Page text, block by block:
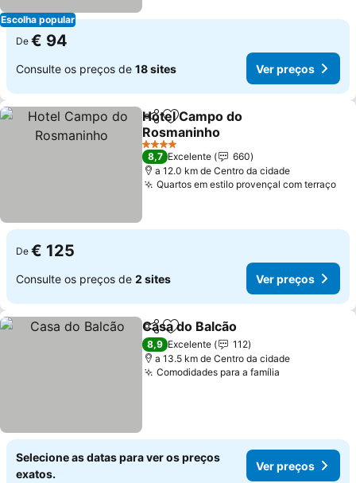
Escolha popular
De € 94
Consulte os preços de 18 sites Ver preços
PartilharAdicionar aos favoritos
Hotel Campo do
Rosmaninho
Ver preços
4 Estrelas
8,7 Excelente
660
a 12.0 km de Centro da cidade
Quartos em estilo provençal com terraço
De € 125
Consulte os preços de 2 sites Ver preços
PartilharAdicionar aos favoritos
Casa do Balcão
8,9 Excelente
112
a 13.5 km de Centro da cidade
Comodidades para a família
Selecione as datas para ver os preços
exatos.
Ver preços